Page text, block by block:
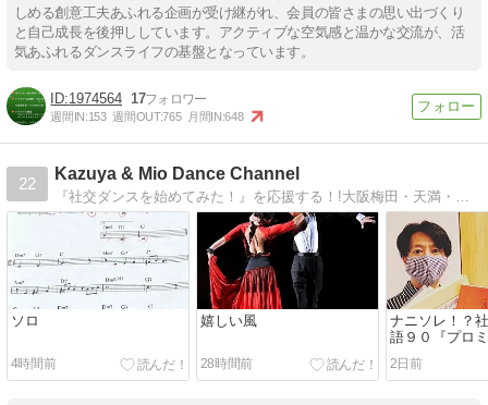
しめる創意工夫あふれる企画が受け継がれ、会員の皆さまの思い出づくり
と自己成長を後押ししています。アクティブな空気感と温かな交流が、活
気あふれるダンスライフの基盤となっています。
1974564 17
週間IN:153 週間OUT:765 月間IN:648
22
Kazuya & Mio Dance Channel
『社交ダンスを始めてみた！』を応援する！!大阪梅田・天満・扇町のボールルームダンススタジオHOMEの森川和也のブログ。京都大学競技ダンス部出身。人気テーマ記事『Kazuyaの社交ダンス音楽紹介します』『扇町に行ってらっしゃい〜』
ソロ
4時間前
嬉しい風
28時間前
ナニソレ！？
語９０『プロ
ション』
2日前